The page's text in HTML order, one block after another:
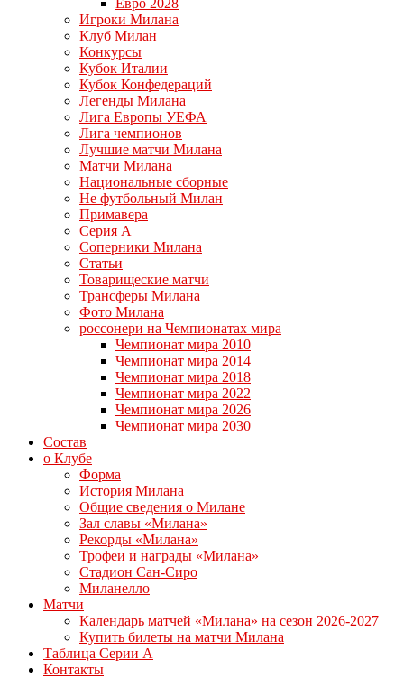
Евро 2028
Игроки Милана
Клуб Милан
Конкурсы
Кубок Италии
Кубок Конфедераций
Легенды Милана
Лига Европы УЕФА
Лига чемпионов
Лучшие матчи Милана
Матчи Милана
Национальные сборные
Не футбольный Милан
Примавера
Серия А
Соперники Милана
Статьи
Товарищеские матчи
Трансферы Милана
Фото Милана
россонери на Чемпионатах мира
Чемпионат мира 2010
Чемпионат мира 2014
Чемпионат мира 2018
Чемпионат мира 2022
Чемпионат мира 2026
Чемпионат мира 2030
Состав
о Клубе
Форма
История Милана
Общие сведения о Милане
Зал славы «Милана»
Рекорды «Милана»
Трофеи и награды «Милана»
Стадион Сан-Сиро
Миланелло
Матчи
Календарь матчей «Милана» на сезон 2026-2027
Купить билеты на матчи Милана
Таблица Серии А
Контакты